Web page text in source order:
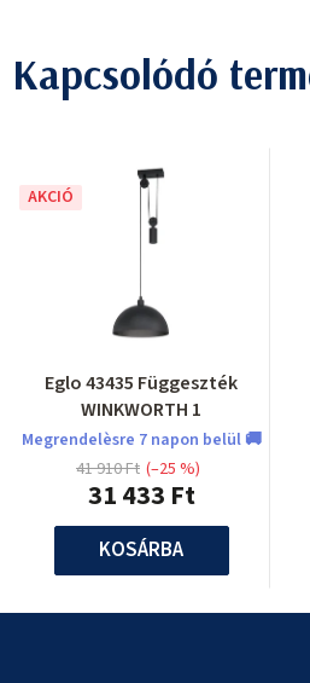
Kapcsolódó
AKCIÓ
Eglo 43435 Függeszték
WINKWORTH 1
Megrendelèsre 7 napon belül 🚚
31 433 Ft
41 910 Ft (–25 %)
KOSÁRBA